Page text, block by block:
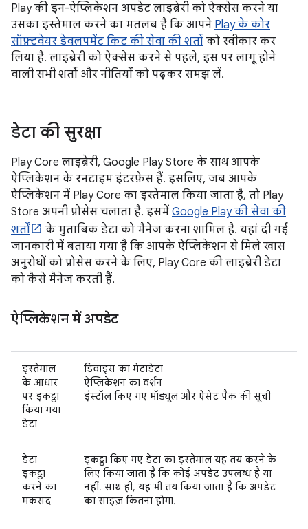
Play की इन-ऐप्लिकेशन अपडेट लाइब्रेरी को ऐक्सेस करने या
उसका इस्तेमाल करने का मतलब है कि आपने Play के कोर
सॉफ़्टवेयर डेवलपमेंट किट की सेवा की शर्तों को स्वीकार कर
लिया है. लाइब्रेरी को ऐक्सेस करने से पहले, इस पर लागू होने
वाली सभी शर्तों और नीतियों को पढ़कर समझ लें.
डेटा की सुरक्षा
Play Core लाइब्रेरी, Google Play Store के साथ आपके
ऐप्लिकेशन के रनटाइम इंटरफ़ेस हैं. इसलिए, जब आपके
ऐप्लिकेशन में Play Core का इस्तेमाल किया जाता है, तो Play
Store अपनी प्रोसेस चलाता है. इसमें Google Play की सेवा की
शर्तों
के मुताबिक डेटा को मैनेज करना शामिल है. यहां दी गई
जानकारी में बताया गया है कि आपके ऐप्लिकेशन से मिले खास
अनुरोधों को प्रोसेस करने के लिए, Play Core की लाइब्रेरी डेटा
को कैसे मैनेज करती हैं.
ऐप्लिकेशन में अपडेट
इस्तेमाल
के आधार
पर इकट्ठा
किया गया
डेटा
डिवाइस का मेटाडेटा
ऐप्लिकेशन का वर्शन
इंस्टॉल किए गए मॉड्यूल और ऐसेट पैक की सूची
डेटा
इकट्ठा
करने का
मकसद
इकट्ठा किए गए डेटा का इस्तेमाल यह तय करने के
लिए किया जाता है कि कोई अपडेट उपलब्ध है या
नहीं. साथ ही, यह भी तय किया जाता है कि अपडेट
का साइज़ कितना होगा.